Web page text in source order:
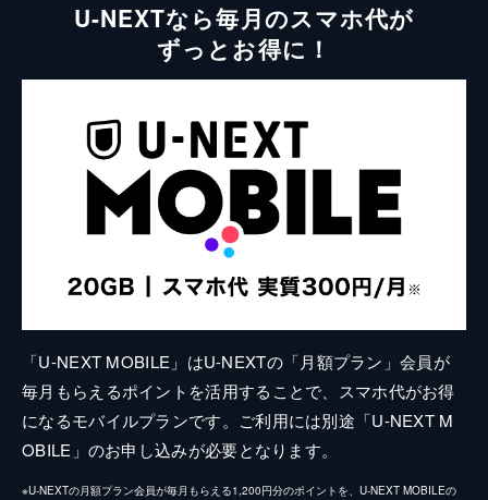
U-NEXTなら毎月のスマホ代が
ずっとお得に！
「U-NEXT MOBILE」はU-NEXTの「月額プラン」会員が
毎月もらえるポイントを活用することで、スマホ代がお得
になるモバイルプランです。ご利用には別途「U-NEXT M
OBILE」のお申し込みが必要となります。
※U-NEXTの月額プラン会員が毎月もらえる1,200円分のポイントを、U-NEXT MOBILEの